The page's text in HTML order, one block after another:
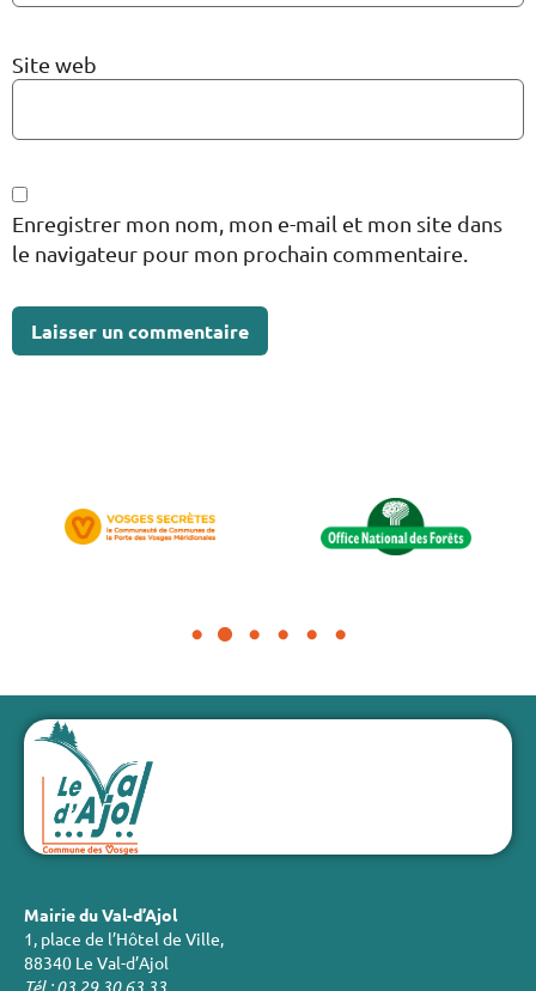
Site web
Enregistrer mon nom, mon e-mail et mon site dans
le navigateur pour mon prochain commentaire.
Mairie du Val-d’Ajol
1, place de l’Hôtel de Ville,
88340 Le Val-d’Ajol